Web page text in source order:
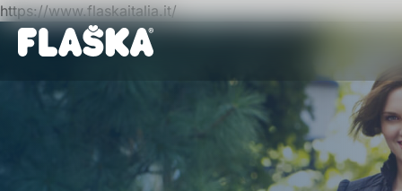
https://www.flaskaitalia.it/